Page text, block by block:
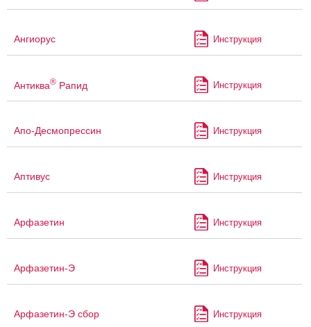
Ангиорус Инструкция
Антиква® Рапид Инструкция
Апо-Десмопрессин Инструкция
Аптивус Инструкция
Арфазетин Инструкция
Арфазетин-Э Инструкция
Арфазетин-Э сбор Инструкция